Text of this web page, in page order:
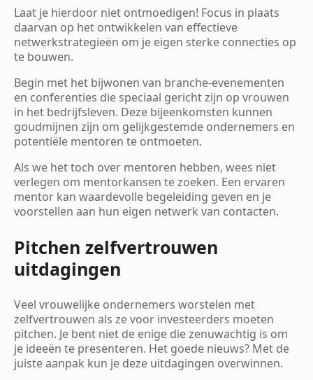
Laat je hierdoor niet ontmoedigen! Focus in plaats
daarvan op het ontwikkelen van effectieve
netwerkstrategieën om je eigen sterke connecties op
te bouwen.
Begin met het bijwonen van branche-evenementen
en conferenties die speciaal gericht zijn op vrouwen
in het bedrijfsleven. Deze bijeenkomsten kunnen
goudmijnen zijn om gelijkgestemde ondernemers en
potentiële mentoren te ontmoeten.
Als we het toch over mentoren hebben, wees niet
verlegen om mentorkansen te zoeken. Een ervaren
mentor kan waardevolle begeleiding geven en je
voorstellen aan hun eigen netwerk van contacten.
Pitchen zelfvertrouwen
uitdagingen
Veel vrouwelijke ondernemers worstelen met
zelfvertrouwen als ze voor investeerders moeten
pitchen. Je bent niet de enige die zenuwachtig is om
je ideeën te presenteren. Het goede nieuws? Met de
juiste aanpak kun je deze uitdagingen overwinnen.